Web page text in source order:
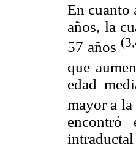
En cuanto
años, la
57 años
que
edad
mayor a la
encontró